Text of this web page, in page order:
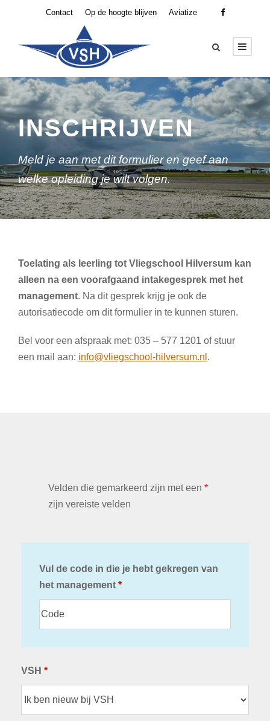
Contact Op de hoogte blijven Aviatize
INSCHRIJVEN
Meld je aan met dit formulier en geef aan
welke opleiding je wilt volgen.
Toelating als leerling tot Vliegschool Hilversum kan
alleen na een voorafgaand intakegesprek met het
management. Na dit gesprek krijg je ook de
autorisatiecode om dit formulier in te kunnen sturen.
Bel voor een afspraak met: 035 – 577 1201 of stuur
een mail aan: info@vliegschool-hilversum.nl .
Velden die gemarkeerd zijn met een *
zijn vereiste velden
Vul de code in die je hebt gekregen van
het management *
VSH *